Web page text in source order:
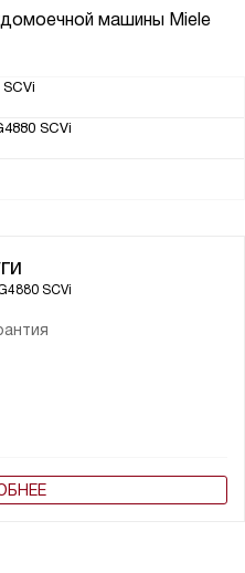
машины Miele
SCVi
SCVi